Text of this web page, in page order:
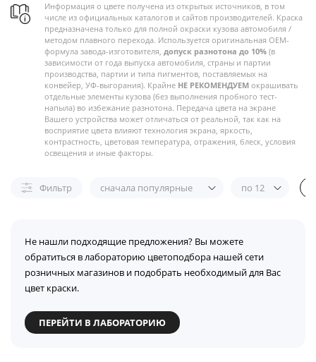
Информация о цвете получена из открытых источников, в том
числе из официальных каталогов и сайтов производителей. Краска
предназначена только для полной окраски кузова автомобиля /
методом плавного перехода. Используется оригинальная OEM-
формула завода-изготовителя, допуск разнотона до 10% (в
зависимости от года выпуска автомобиля, страны и партии
производства, партии и типа пигментов, поставляемых на
конвейер, УФ-выгорания). Крайне НЕ РЕКОМЕНДУЕМ окрашивать
отдельные элементы кузова (без выполнения пробного тест-
напыла) во избежание разнотона. Передача цвета на экране
Вашего устройства может отличаться от реальной, так как на
восприятие цвета влияют технология экрана, яркость,
контрастность, цветовая температура, отражения, блеск, условия
освещения и иные факторы.
Фильтр сначала популярные по 12
Не нашли подходящие предложения? Вы можете
обратиться в лабораторию цветоподбора нашей сети
розничных магазинов и подобрать необходимый для Вас
цвет краски.
ПЕРЕЙТИ В ЛАБОРАТОРИЮ